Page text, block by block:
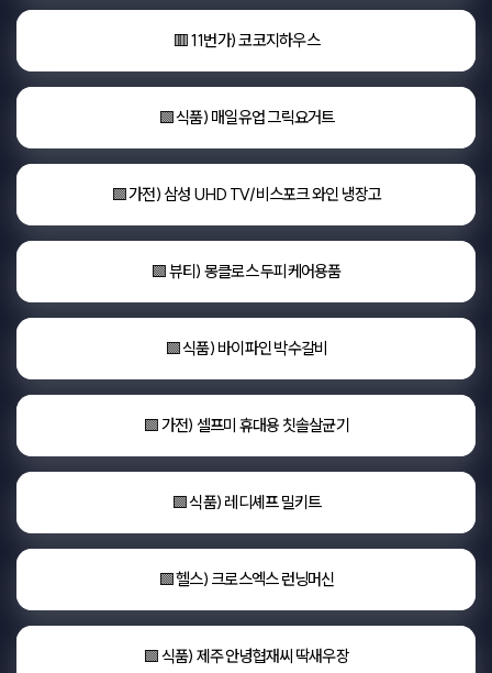
🟥 11번가) 코코지하우스
🟩 식품) 매일유업 그릭요거트
🟩 가전) 삼성 UHD TV/비스포크 와인 냉장고
🟩 뷰티) 몽클로스 두피케어용품
🟩 식품) 바이파인 박수갈비
🟩 가전) 셀프미 휴대용 칫솔살균기
🟩 식품) 레디셰프 밀키트
🟩 헬스) 크로스엑스 런닝머신
🟩 식품) 제주 안녕협재씨 딱새우장